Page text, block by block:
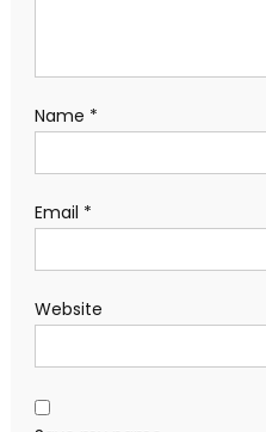
Name *
Email *
Website